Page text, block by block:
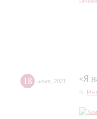
18 июня 2021 «Я